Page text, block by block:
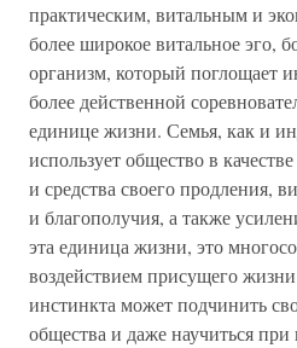
практическим, витальным и
более широкое витальное эго,
организм, который поглощает
более действенной
единице жизни. Семья, как и
использует общество в
и средства своего продления,
и благополучия, а также
эта единица жизни, это
воздействием присущего
инстинкта может подчинить
общества и даже научиться при